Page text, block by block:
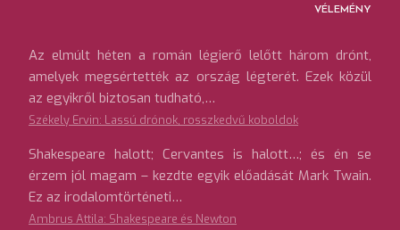
VÉLEMÉNY
Az elmúlt héten a román légierő lelőtt három drónt,
amelyek megsértették az ország légterét. Ezek közül
az egyikről biztosan tudható,…
Székely Ervin: Lassú drónok, rosszkedvű koboldok
Shakespeare halott; Cervantes is halott…; és én se
érzem jól magam – kezdte egyik előadását Mark Twain.
Ez az irodalomtörténeti…
Ambrus Attila: Shakespeare és Newton